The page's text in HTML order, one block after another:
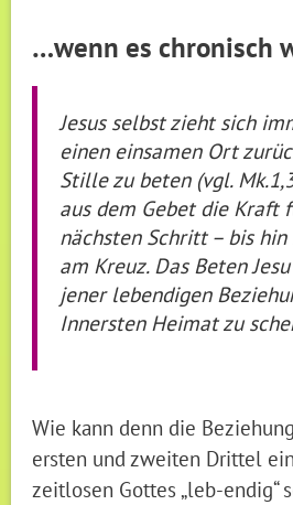
…wenn es chronisch
Jesus selbst zieht sich
einen einsamen Ort
Stille zu beten (vgl.
aus dem Gebet die Kraft
nächsten Schritt – bis
am Kreuz. Das Beten
jener lebendigen
Innersten Heimat zu
Wie kann denn die
ersten und zweiten Drittel
zeitlosen Gottes „leb-endig“